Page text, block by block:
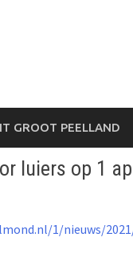
GROOT PEELLAND
luiers op 1
1/nieuws/